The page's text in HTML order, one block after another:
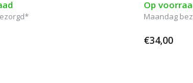
Op
Maandag
€34,00